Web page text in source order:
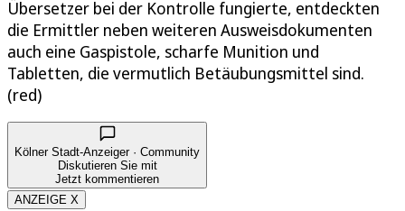
Übersetzer bei der Kontrolle fungierte, entdeckten
die Ermittler neben weiteren Ausweisdokumenten
auch eine Gaspistole, scharfe Munition und
Tabletten, die vermutlich Betäubungsmittel sind.
(red)
Kölner Stadt-Anzeiger · Community
Diskutieren Sie mit
Jetzt kommentieren
ANZEIGE X